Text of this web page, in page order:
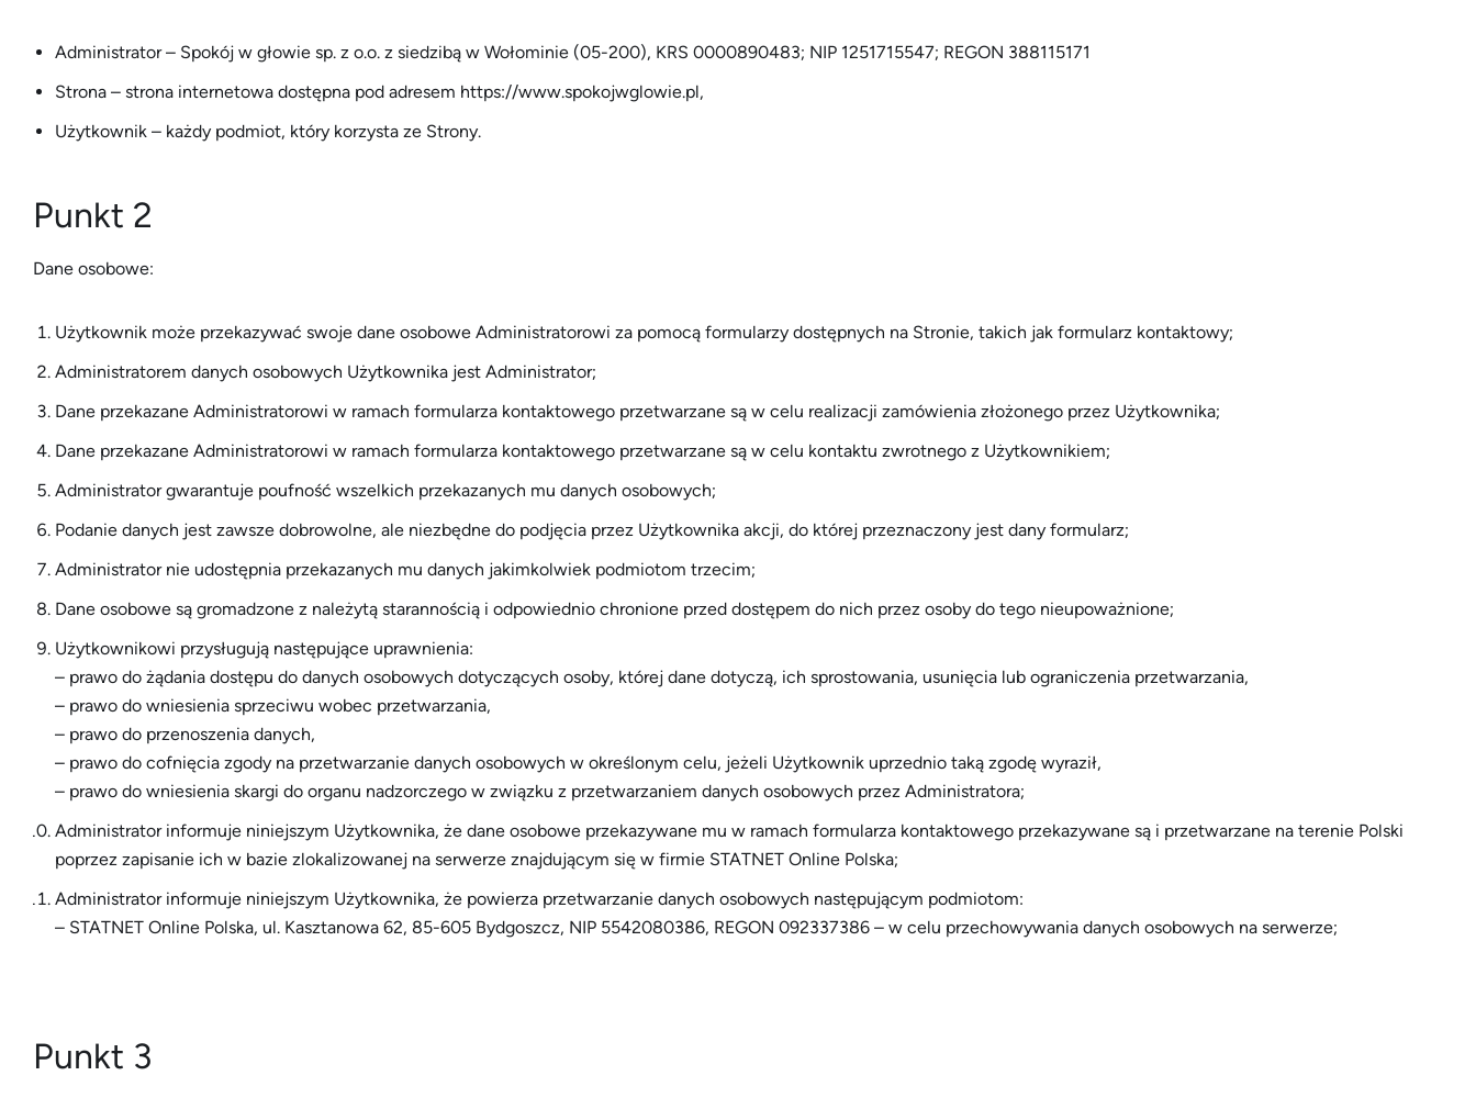
Administrator – Spokój w głowie sp. z o.o. z siedzibą w Wołominie (05-200), KRS 0000890483; NIP 1251715547; REGON 388115171
Strona – strona internetowa dostępna pod adresem https://www.spokojwglowie.pl,
Użytkownik – każdy podmiot, który korzysta ze Strony.
Punkt 2
Dane osobowe:
Użytkownik może przekazywać swoje dane osobowe Administratorowi za pomocą formularzy dostępnych na Stronie, takich jak formularz kontaktowy;
Administratorem danych osobowych Użytkownika jest Administrator;
Dane przekazane Administratorowi w ramach formularza kontaktowego przetwarzane są w celu realizacji zamówienia złożonego przez Użytkownika;
Dane przekazane Administratorowi w ramach formularza kontaktowego przetwarzane są w celu kontaktu zwrotnego z Użytkownikiem;
Administrator gwarantuje poufność wszelkich przekazanych mu danych osobowych;
Podanie danych jest zawsze dobrowolne, ale niezbędne do podjęcia przez Użytkownika akcji, do której przeznaczony jest dany formularz;
Administrator nie udostępnia przekazanych mu danych jakimkolwiek podmiotom trzecim;
Dane osobowe są gromadzone z należytą starannością i odpowiednio chronione przed dostępem do nich przez osoby do tego nieupoważnione;
Użytkownikowi przysługują następujące uprawnienia:
– prawo do żądania dostępu do danych osobowych dotyczących osoby, której dane dotyczą, ich sprostowania, usunięcia lub ograniczenia przetwarzania,
– prawo do wniesienia sprzeciwu wobec przetwarzania,
– prawo do przenoszenia danych,
– prawo do cofnięcia zgody na przetwarzanie danych osobowych w określonym celu, jeżeli Użytkownik uprzednio taką zgodę wyraził,
– prawo do wniesienia skargi do organu nadzorczego w związku z przetwarzaniem danych osobowych przez Administratora;
Administrator informuje niniejszym Użytkownika, że dane osobowe przekazywane mu w ramach formularza kontaktowego przekazywane są i przetwarzane na terenie Polski
poprzez zapisanie ich w bazie zlokalizowanej na serwerze znajdującym się w firmie STATNET Online Polska;
Administrator informuje niniejszym Użytkownika, że powierza przetwarzanie danych osobowych następującym podmiotom:
– STATNET Online Polska, ul. Kasztanowa 62, 85-605 Bydgoszcz, NIP 5542080386, REGON 092337386 – w celu przechowywania danych osobowych na serwerze;
Punkt 3